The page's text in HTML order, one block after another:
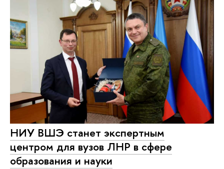
НИУ ВШЭ станет экспертным
центром для вузов ЛНР в сфере
образования и науки